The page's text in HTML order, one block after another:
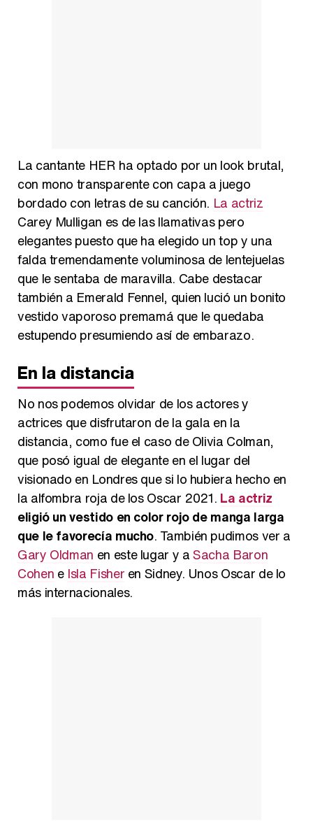
La cantante HER ha optado por un look brutal,
con mono transparente con capa a juego
bordado con letras de su canción. La actriz
Carey Mulligan es de las llamativas pero
elegantes puesto que ha elegido un top y una
falda tremendamente voluminosa de lentejuelas
que le sentaba de maravilla. Cabe destacar
también a Emerald Fennel, quien lució un bonito
vestido vaporoso premamá que le quedaba
estupendo presumiendo así de embarazo.
En la distancia
No nos podemos olvidar de los actores y
actrices que disfrutaron de la gala en la
distancia, como fue el caso de Olivia Colman,
que posó igual de elegante en el lugar del
visionado en Londres que si lo hubiera hecho en
la alfombra roja de los Oscar 2021. La actriz
eligió un vestido en color rojo de manga larga
que le favorecía mucho. También pudimos ver a
Gary Oldman en este lugar y aSacha Baron
Cohen e Isla Fisher en Sidney. Unos Oscar de lo
más internacionales.